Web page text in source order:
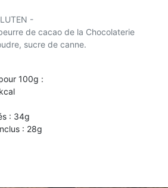
-
de cacao de la Chocolaterie
sucre de canne.
100g :
: 34g
: 28g